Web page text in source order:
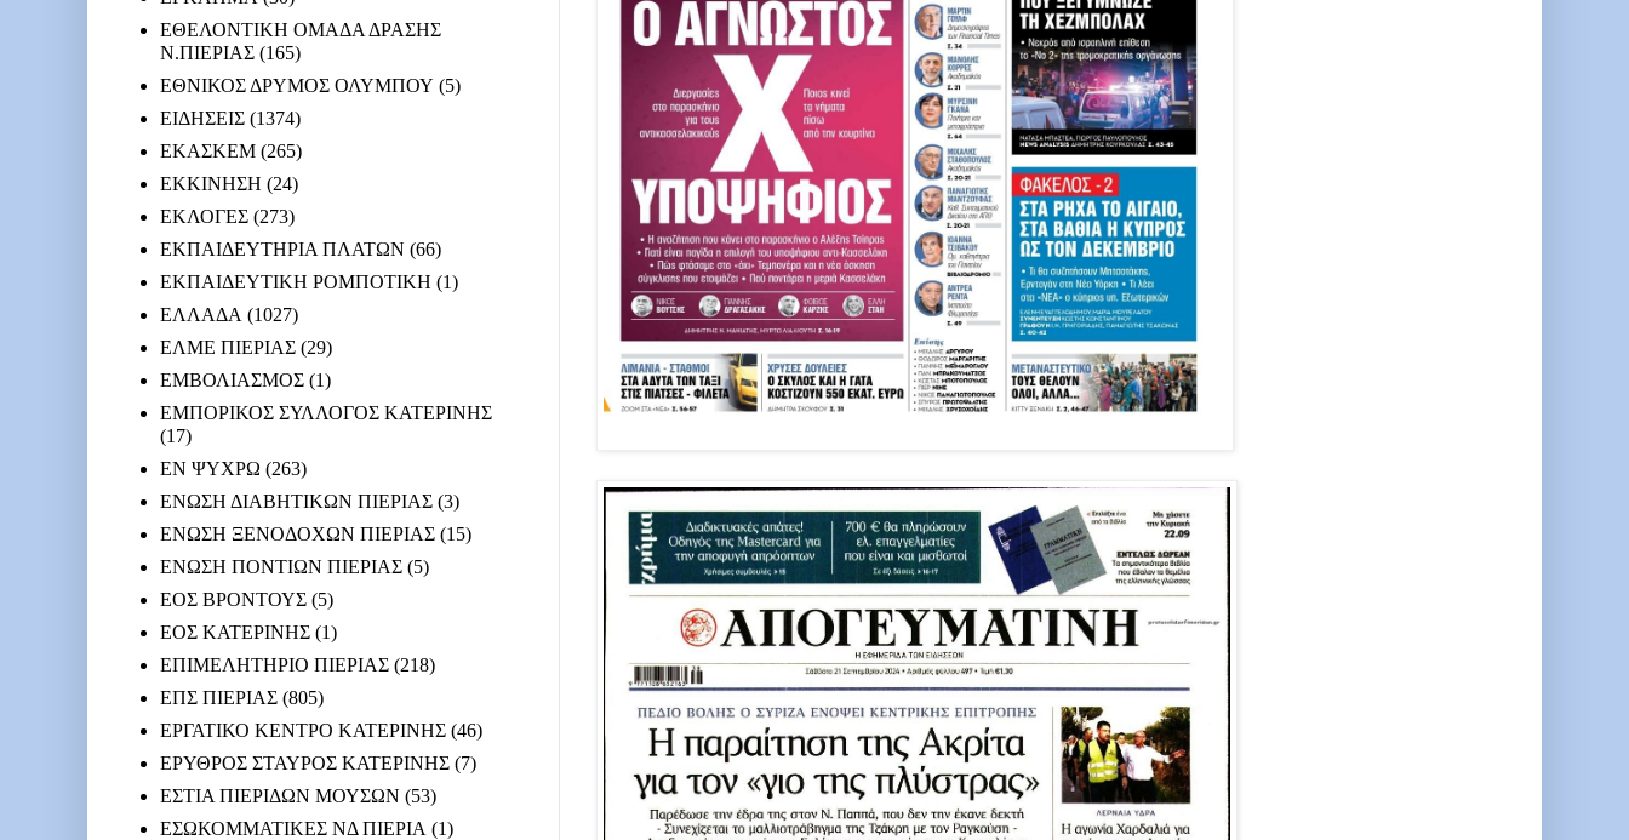
ΕΘΕΛΟΝΤΙΚΗ ΟΜΑΔΑ ΔΡΑΣΗΣ
Ν.ΠΙΕΡΙΑΣ (165)
ΕΘΝΙΚΟΣ ΔΡΥΜΟΣ ΟΛΥΜΠΟΥ (5)
ΕΙΔΗΣΕΙΣ (1374)
ΕΚΑΣΚΕΜ (265)
ΕΚΚΙΝΗΣΗ (24)
ΕΚΛΟΓΕΣ (273)
ΕΚΠΑΙΔΕΥΤΗΡΙΑ ΠΛΑΤΩΝ (66)
ΕΚΠΑΙΔΕΥΤΙΚΗ ΡΟΜΠΟΤΙΚΗ (1)
ΕΛΛΑΔΑ (1027)
ΕΛΜΕ ΠΙΕΡΙΑΣ (29)
ΕΜΒΟΛΙΑΣΜΟΣ (1)
ΕΜΠΟΡΙΚΟΣ ΣΥΛΛΟΓΟΣ ΚΑΤΕΡΙΝΗΣ
(17)
ΕΝ ΨΥΧΡΩ (263)
ΕΝΩΣΗ ΔΙΑΒΗΤΙΚΩΝ ΠΙΕΡΙΑΣ (3)
ΕΝΩΣΗ ΞΕΝΟΔΟΧΩΝ ΠΙΕΡΙΑΣ (15)
ΕΝΩΣΗ ΠΟΝΤΙΩΝ ΠΙΕΡΙΑΣ (5)
ΕΟΣ ΒΡΟΝΤΟΥΣ (5)
ΕΟΣ ΚΑΤΕΡΙΝΗΣ (1)
ΕΠΙΜΕΛΗΤΗΡΙΟ ΠΙΕΡΙΑΣ (218)
ΕΠΣ ΠΙΕΡΙΑΣ (805)
ΕΡΓΑΤΙΚΟ ΚΕΝΤΡΟ ΚΑΤΕΡΙΝΗΣ (46)
ΕΡΥΘΡΟΣ ΣΤΑΥΡΟΣ ΚΑΤΕΡΙΝΗΣ (7)
ΕΣΤΙΑ ΠΙΕΡΙΔΩΝ ΜΟΥΣΩΝ (53)
ΕΣΩΚΟΜΜΑΤΙΚΕΣ ΝΔ ΠΙΕΡΙΑ (1)